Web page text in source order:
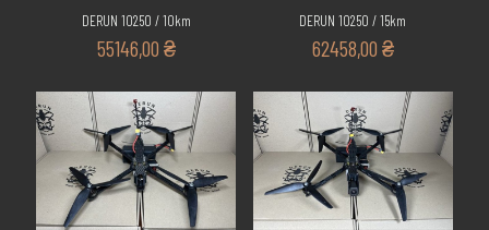
DERUN 1025O / 10km
55146,00 ₴
DERUN 1025O / 15km
62458,00 ₴